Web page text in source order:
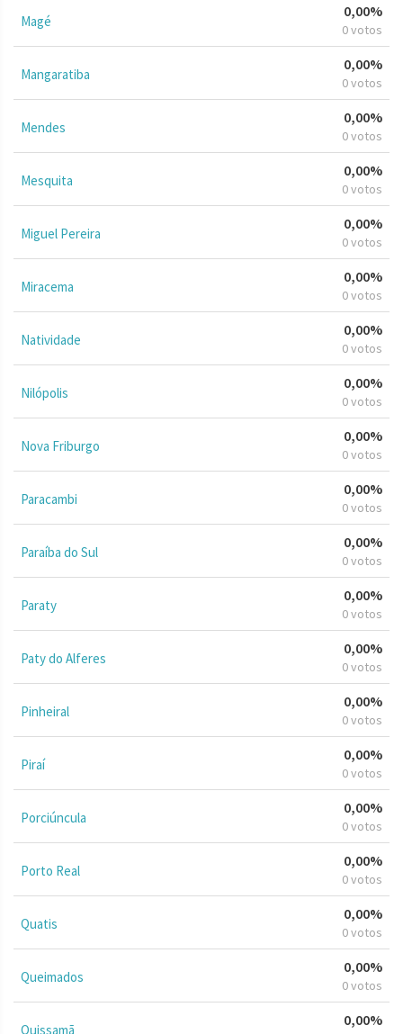
Magé
0,00%
0 votos
Mangaratiba
0,00%
0 votos
Mendes
0,00%
0 votos
Mesquita
0,00%
0 votos
Miguel Pereira
0,00%
0 votos
Miracema
0,00%
0 votos
Natividade
0,00%
0 votos
Nilópolis
0,00%
0 votos
Nova Friburgo
0,00%
0 votos
Paracambi
0,00%
0 votos
Paraíba do Sul
0,00%
0 votos
Paraty
0,00%
0 votos
Paty do Alferes
0,00%
0 votos
Pinheiral
0,00%
0 votos
Piraí
0,00%
0 votos
Porciúncula
0,00%
0 votos
Porto Real
0,00%
0 votos
Quatis
0,00%
0 votos
Queimados
0,00%
0 votos
Quissamã
0,00%